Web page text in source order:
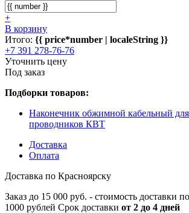
+
В корзину
Итого: {{ price*number | localeString }}
+7 391 278-76-76
Уточнить цену
Под заказ
Подборки товаров:
Наконечник обжимной кабельный
проводников КВТ
Доставка
Оплата
Доставка по Красноярску
Заказ до 15 000 руб. - стоимость доставки
1000 рублей Срок доставки от 2 до 4 дней